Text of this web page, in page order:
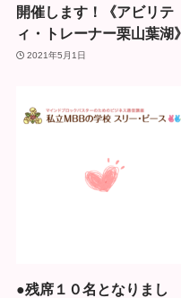
開催します！《アビリテ
ィ・トレーナー栗山葉湖》
2021年5月1日
●残席１０名となりまし